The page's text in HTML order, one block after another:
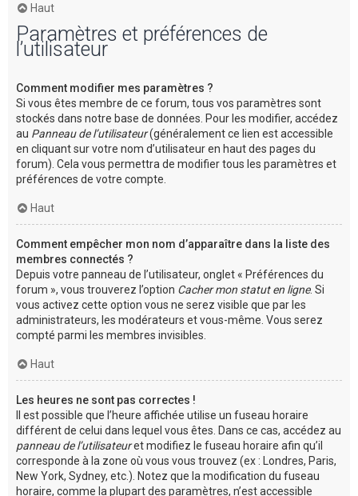
Haut
Paramètres et préférences de
l’utilisateur
Comment modifier mes paramètres ?
Si vous êtes membre de ce forum, tous vos paramètres sont
stockés dans notre base de données. Pour les modifier, accédez
au Panneau de l’utilisateur(généralement ce lien est accessible
en cliquant sur votre nom d’utilisateur en haut des pages du
forum). Cela vous permettra de modifier tous les paramètres et
préférences de votre compte.
Haut
Comment empêcher mon nom d’apparaître dans la liste des
membres connectés ?
Depuis votre panneau de l’utilisateur, onglet « Préférences du
forum », vous trouverez l’option Cacher mon statut en ligne. Si
vous activez cette option vous ne serez visible que par les
administrateurs, les modérateurs et vous-même. Vous serez
compté parmi les membres invisibles.
Haut
Les heures ne sont pas correctes !
Il est possible que l’heure affichée utilise un fuseau horaire
différent de celui dans lequel vous êtes. Dans ce cas, accédez au
panneau de l’utilisateuret modifiez le fuseau horaire afin qu’il
corresponde à la zone où vous vous trouvez (ex : Londres, Paris,
New York, Sydney, etc.). Notez que la modification du fuseau
horaire, comme la plupart des paramètres, n’est accessible